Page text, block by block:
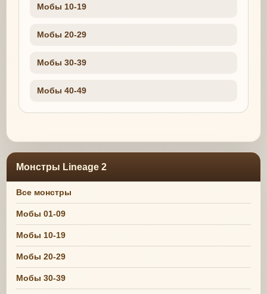
Мобы 10-19
Мобы 20-29
Мобы 30-39
Мобы 40-49
Монстры Lineage 2
Все монстры
Мобы 01-09
Мобы 10-19
Мобы 20-29
Мобы 30-39